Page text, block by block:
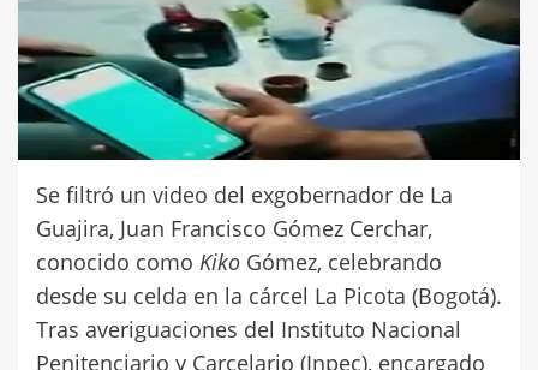
Se filtró un video del exgobernador de La
Guajira, Juan Francisco Gómez Cerchar,
conocido como Kiko Gómez, celebrando
desde su celda en la cárcel La Picota (Bogotá).
Tras averiguaciones del Instituto Nacional
Penitenciario y Carcelario (Inpec), encargado